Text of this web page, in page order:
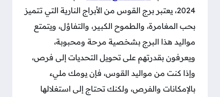
2024، يعتبر برج القوس من الأبراج النارية التي تتميز
بحب المغامرة، والطموح الكبير، والتفاؤل، ويتمتع
مواليد هذا البرج بشخصية مرحة ومحبوبة،
ويعرفون بقدرتهم على تحويل التحديات إلى فرص،
وإذا كنت من مواليد القوس، فإن يومك مليء
بالإمكانات والفرص، ولكنك تحتاج إلى استغلالها